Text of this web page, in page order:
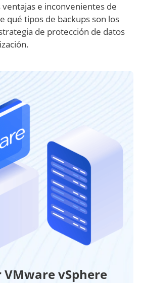
e inconvenientes de
qué tipos de backups son los
de protección de datos
VMware vSphere